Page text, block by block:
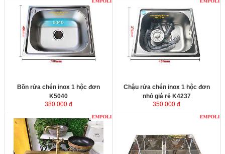
Bồn rửa chén inox 1 hộc đơn
K5040 với chất liệu inox không rỉ,
bề mặt được xử lý tinh xảo, khả
năng siêu chống ồn từ đáy chậu.
Bộ xiphông inox kèm theo với ống
thoát nước lớn giúp thoát nước
nhanh và ngăn mùi hiệu quả.
Bồn rửa chén inox 1 hộc đơn
K5040
380.000 đ
Chậu rửa chén inox 1 hộc đơn
nhỏ giá rẻ K4237 với chất liệu inox
không rỉ, bề mặt được xử lý tinh
xảo, khả năng siêu chống ồn từ đáy
chậu. Bộ xiphông inox kèm theo
với ống thoát nước lớn giúp thoát
nước nhanh và ngăn mùi hiệu quả.
Chậu rửa chén inox 1 hộc đơn
nhỏ giá rẻ K4237
350.000 đ
Chậu rửa chén inox 304 phủ Nano
vàng K8645N được sản xuất từ
inox SUS304 cao cấp không bị rỉ
sét trong mọi môi trường sử dụng.